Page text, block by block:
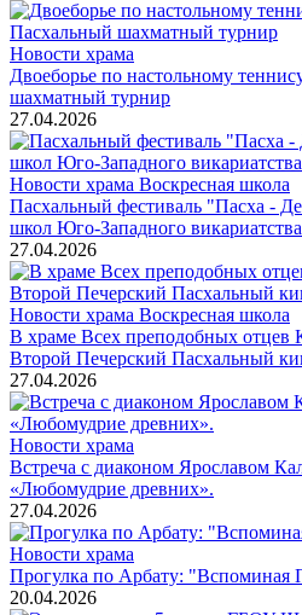
Новости храма
Двоеборье по настольному
шахматный турнир
27.04.2026
Новости храма Воскресная школа
Пасхальный фестиваль "Пасха -
школ Юго-Западного
27.04.2026
Новости храма Воскресная школа
В храме Всех преподобных отцев
Второй Печерский Пасхальный
27.04.2026
Новости храма
Встреча с диаконом Ярославом
«Любомудрие древних».
27.04.2026
Новости храма
Прогулка по Арбату: "Вспоминая
20.04.2026